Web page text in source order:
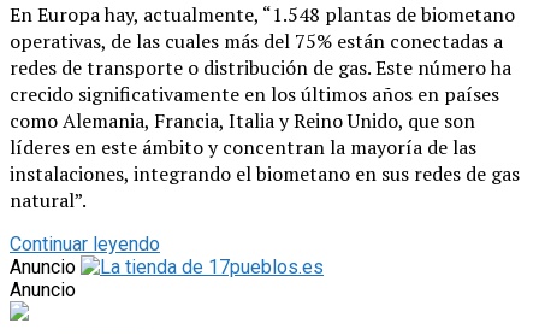
En Europa hay, actualmente, “1.548 plantas de biometano
operativas, de las cuales más del 75% están conectadas a
redes de transporte o distribución de gas. Este número ha
crecido significativamente en los últimos años en países
como Alemania, Francia, Italia y Reino Unido, que son
líderes en este ámbito y concentran la mayoría de las
instalaciones, integrando el biometano en sus redes de gas
natural”.
Continuar leyendo
Anuncio
Anuncio